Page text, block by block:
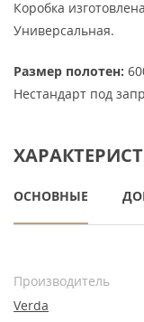
Коробка
Универсальная.
Размер полотен:
Нестандарт под
ОСНОВНЫЕ
Производитель
Verda